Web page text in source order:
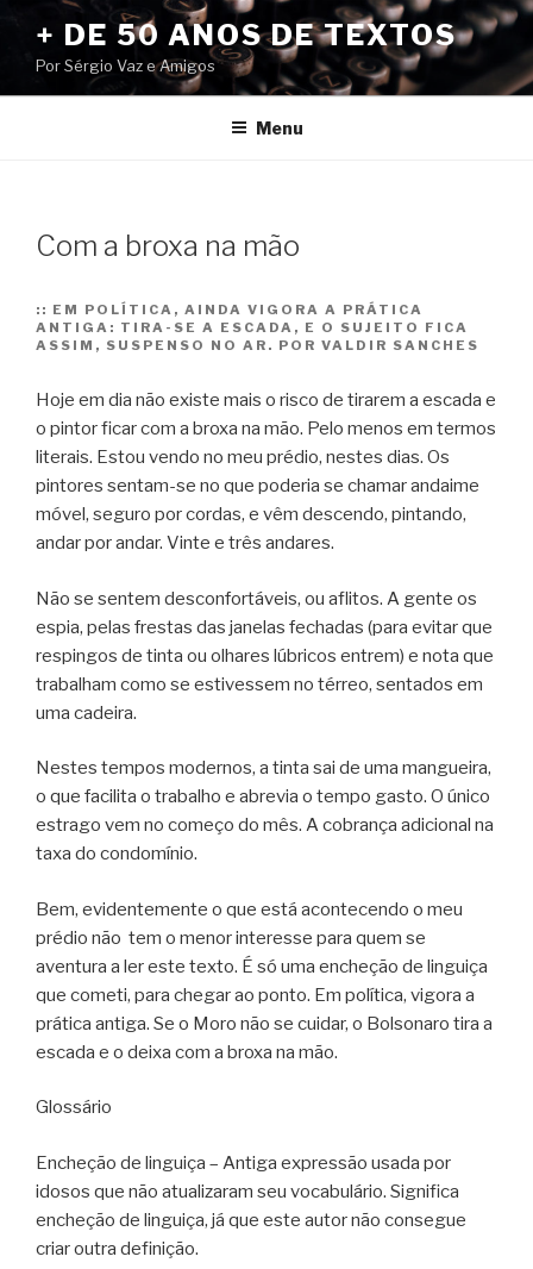
conteúdo
+ DE 50 ANOS DE TEXTOS
Por Sérgio Vaz e Amigos
Menu
Com a broxa na mão
:: EM POLÍTICA, AINDA VIGORA A PRÁTICA
ANTIGA: TIRA-SE A ESCADA, E O SUJEITO FICA
ASSIM, SUSPENSO NO AR. POR VALDIR SANCHES
Hoje em dia não existe mais o risco de tirarem a escada e
o pintor ficar com a broxa na mão. Pelo menos em termos
literais. Estou vendo no meu prédio, nestes dias. Os
pintores sentam-se no que poderia se chamar andaime
móvel, seguro por cordas, e vêm descendo, pintando,
andar por andar. Vinte e três andares.
Não se sentem desconfortáveis, ou aflitos. A gente os
espia, pelas frestas das janelas fechadas (para evitar que
respingos de tinta ou olhares lúbricos entrem) e nota que
trabalham como se estivessem no térreo, sentados em
uma cadeira.
Nestes tempos modernos, a tinta sai de uma mangueira,
o que facilita o trabalho e abrevia o tempo gasto. O único
estrago vem no começo do mês. A cobrança adicional na
taxa do condomínio.
Bem, evidentemente o que está acontecendo o meu
prédio não tem o menor interesse para quem se
aventura a ler este texto. É só uma encheção de linguiça
que cometi, para chegar ao ponto. Em política, vigora a
prática antiga. Se o Moro não se cuidar, o Bolsonaro tira a
escada e o deixa com a broxa na mão.
Glossário
Encheção de linguiça – Antiga expressão usada por
idosos que não atualizaram seu vocabulário. Significa
encheção de linguiça, já que este autor não consegue
criar outra definição.